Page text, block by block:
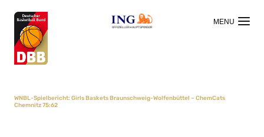
OFFIZIELLER HAUPTSPONSOR
WNBL-Spielbericht: Girls Baskets Braunschweig-Wolfenbüttel – ChemCats
Chemnitz 75:62